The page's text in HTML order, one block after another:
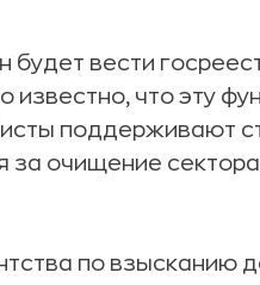
вести
известно, что эту
поддерживают
за очищение
по взысканию